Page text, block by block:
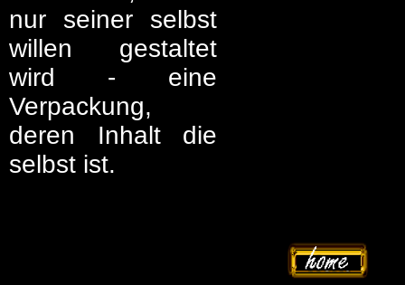
nur seiner selbst
willen gestaltet
wird - eine
Verpackung,
deren Inhalt die
selbst ist.